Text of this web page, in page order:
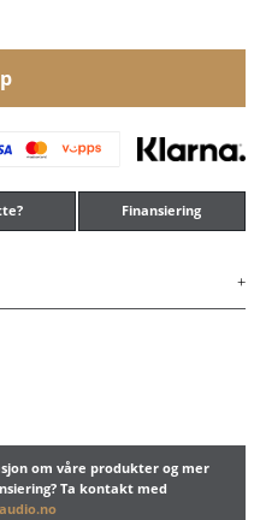
Finansiering
om våre produkter og mer
Ta kontakt med